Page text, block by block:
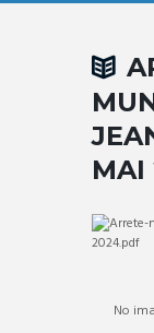
MAI
No